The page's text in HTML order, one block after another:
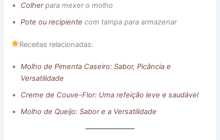
Colherpara mexer o molho
Pote ou recipiente com tampa para armazenar
Receitas relacionadas:
Molho de Pimenta Caseiro: Sabor, Picância e
Versatilidade
Creme de Couve-Flor: Uma refeição leve e saudável
Molho de Queijo: Sabor e a Versatilidade